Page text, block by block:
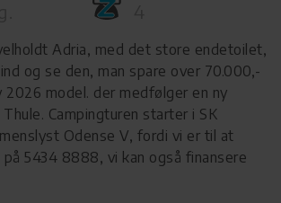
Adria, med det store endetoilet,
og se den, man spare over 70.000,-
2026 model. der medfølger en ny
Campingturen starter i SK
Odense V, fordi vi er til at
på 5434 8888, vi kan også finansere